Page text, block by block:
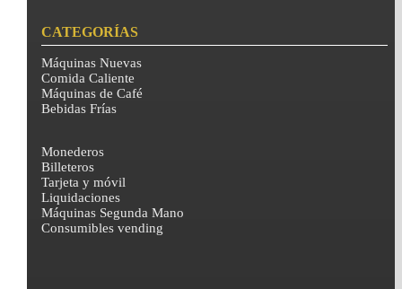
CATEGORÍAS
Máquinas Nuevas
Comida Caliente
Máquinas de Café
Bebidas Frías
Monederos
Billeteros
Tarjeta y móvil
Liquidaciones
Máquinas Segunda Mano
Consumibles vending